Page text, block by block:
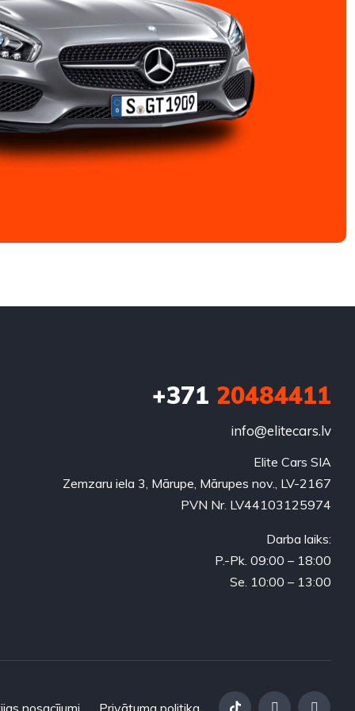
+371 20484411
info@elitecars.lv
Elite Cars SIA
Zemzaru iela 3, Mārupe, Mārupes nov., LV-2167
PVN Nr. LV44103125974
Darba laiks:
P.-Pk. 09:00 – 18:00
Se. 10:00 – 13:00
nosacījumi Privātuma politika